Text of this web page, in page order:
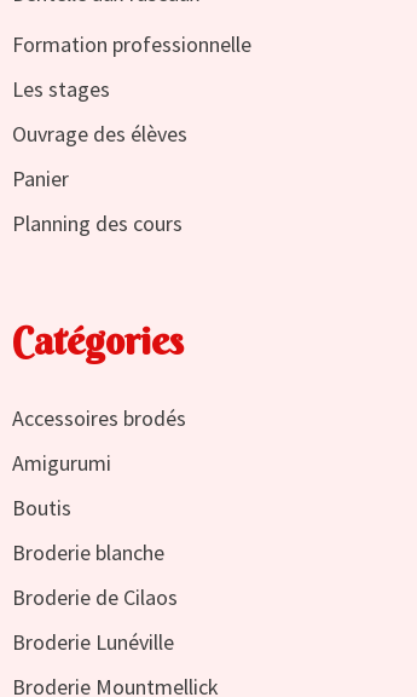
Formation professionnelle
Les stages
Ouvrage des élèves
Panier
Planning des cours
Catégories
Accessoires brodés
Amigurumi
Boutis
Broderie blanche
Broderie de Cilaos
Broderie Lunéville
Broderie Mountmellick